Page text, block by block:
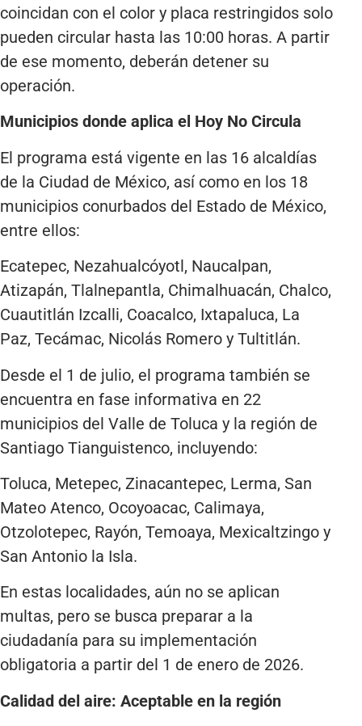
coincidan con el color y placa restringidos solo
pueden circular hasta las 10:00 horas. A partir
de ese momento, deberán detener su
operación.
Municipios donde aplica el Hoy No Circula
El programa está vigente en las 16 alcaldías
de la Ciudad de México, así como en los 18
municipios conurbados del Estado de México,
entre ellos:
Ecatepec, Nezahualcóyotl, Naucalpan,
Atizapán, Tlalnepantla, Chimalhuacán, Chalco,
Cuautitlán Izcalli, Coacalco, Ixtapaluca, La
Paz, Tecámac, Nicolás Romero y Tultitlán.
Desde el 1 de julio, el programa también se
encuentra en fase informativa en 22
municipios del Valle de Toluca y la región de
Santiago Tianguistenco, incluyendo:
Toluca, Metepec, Zinacantepec, Lerma, San
Mateo Atenco, Ocoyoacac, Calimaya,
Otzolotepec, Rayón, Temoaya, Mexicaltzingo y
San Antonio la Isla.
En estas localidades, aún no se aplican
multas, pero se busca preparar a la
ciudadanía para su implementación
obligatoria a partir del 1 de enero de 2026.
Calidad del aire: Aceptable en la región